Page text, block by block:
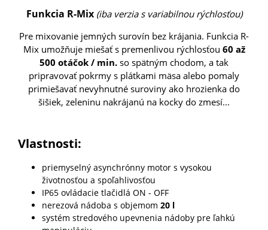
Funkcia R-Mix (iba verzia s variabilnou rýchlosťou)
Pre mixovanie jemných surovín bez krájania. Funkcia R-
Mix umožňuje miešať s premenlivou rýchlosťou 60 až
500 otáčok / min. so spätným chodom, a tak
pripravovať pokrmy s plátkami mäsa alebo pomaly
primiešavať nevyhnutné suroviny ako hrozienka do
šišiek, zeleninu nakrájanú na kocky do zmesí...
Vlastnosti:
priemyselný asynchrónny motor s vysokou
životnosťou a spoľahlivosťou
IP65 ovládacie tlačidlá ON - OFF
nerezová nádoba s objemom 20 l
systém stredového upevnenia nádoby pre ľahkú